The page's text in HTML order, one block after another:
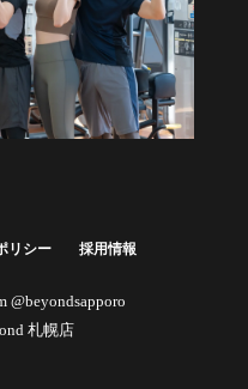
リシー 採用情報
@beyondsapporo
札幌店